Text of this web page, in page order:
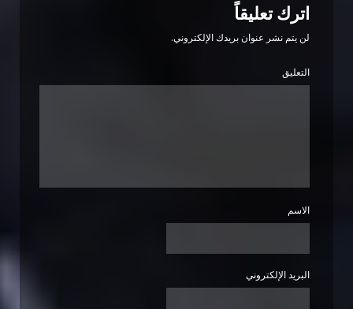
اترك تعليقاً
لن يتم نشر عنوان بريدك الإلكتروني.
التعليق
الاسم
البريد الإلكتروني